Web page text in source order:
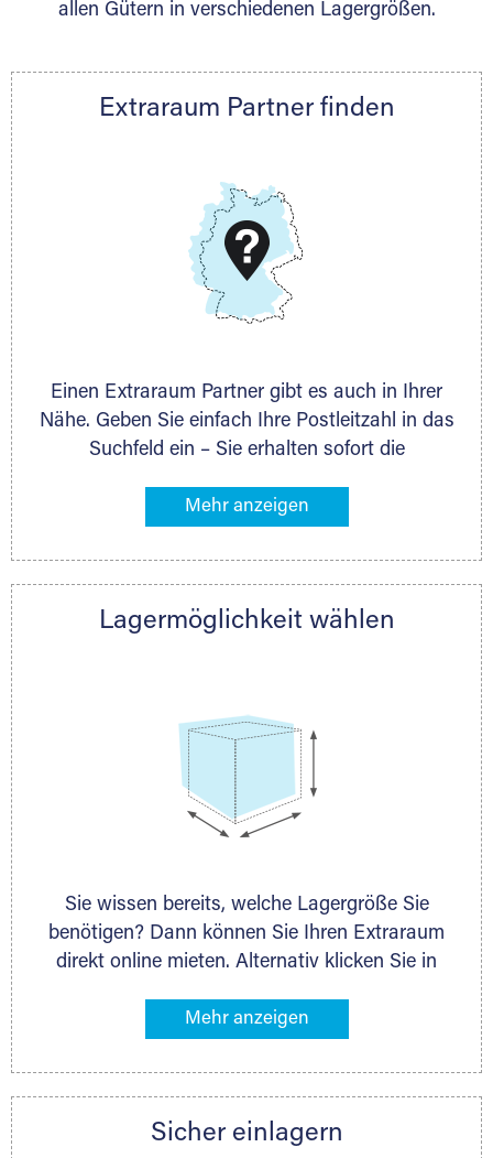
Nachricht.
Telefon:+49 6145 5442 - 404
DMG Aktiengesellschaft
www.dmg-ag.com
allen Gütern in verschiedenen Lagergrößen.
Extraraum Partner finden
Einen Extraraum Partner gibt es auch in Ihrer
Nähe. Geben Sie einfach Ihre Postleitzahl in das
Suchfeld ein – Sie erhalten sofort die
Lagermöglichkeiten in Ihrer Nähe. An zahlreichen
direkt online mieten. Gibt es Extraraum noch
nächstgelegenen Partner und besprechen alles
Lagermöglichkeit wählen
Sie wissen bereits, welche Lagergröße Sie
benötigen? Dann können Sie Ihren Extraraum
direkt online mieten. Alternativ klicken Sie in
Gegenstände an, die Sie einlagern möchten –
ermittelt. Natürlich steht Ihnen Ihr Extraraum
persönlich hinsichtlich Lagervolumen und zu
Sicher einlagern